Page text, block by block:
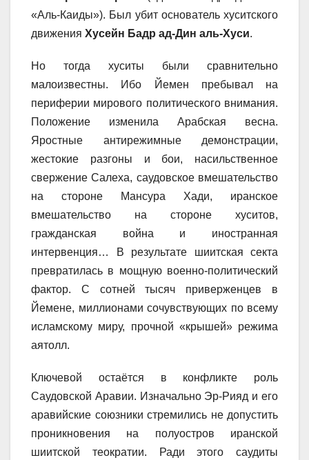
«Аль-Каиды»). Был убит основатель хуситского
движения Хусейн Бадр ад-Дин аль-Хуси.
Но тогда хуситы были сравнительно
малоизвестны. Ибо Йемен пребывал на
периферии мирового политического внимания.
Положение изменила Арабская весна.
Яростные антирежимные демонстрации,
жестокие разгоны и бои, насильственное
свержение Салеха, саудовское вмешательство
на стороне Мансура Хади, иранское
вмешательство на стороне хуситов,
гражданская война и иностранная
интервенция… В результате шиитская секта
превратилась в мощную военно-политический
фактор. С сотней тысяч приверженцев в
Йемене, миллионами сочувствующих по всему
исламскому миру, прочной «крышей» режима
аятолл.
Ключевой остаётся в конфликте роль
Саудовской Аравии. Изначально Эр-Рияд и его
аравийские союзники стремились не допустить
проникновения на полуостров иранской
шиитской теократии. Ради этого саудиты